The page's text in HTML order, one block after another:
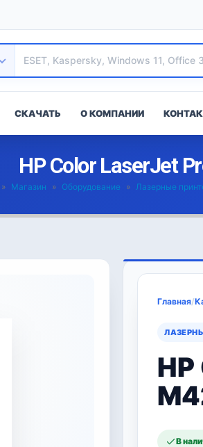
СКАЧАТЬ О КОМПАНИИ
HP Color LaserJet
» Магазин » Оборудование » Лазерные
Главная/
В